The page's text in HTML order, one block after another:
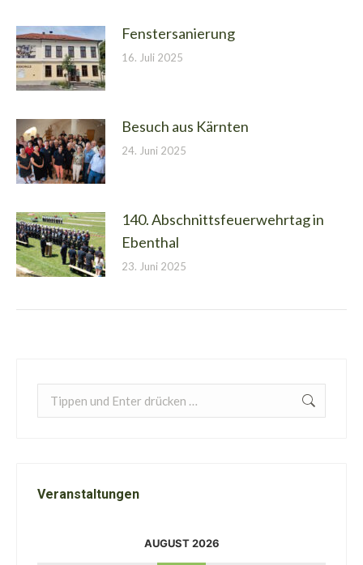
Fenstersanierung
16. Juli 2025
Besuch aus Kärnten
24. Juni 2025
140. Abschnittsfeuerwehrtag in
Ebenthal
23. Juni 2025
Search:
Veranstaltungen
AUGUST 2026